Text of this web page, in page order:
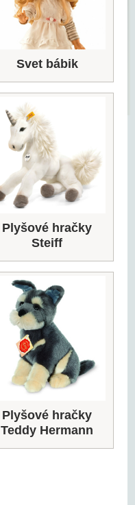
Svet bábik
Plyšové hračky
Steiff
Plyšové hračky
Teddy Hermann